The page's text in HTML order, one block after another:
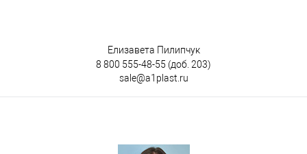
Елизавета Пилипчук
8 800 555-48-55 (доб. 203)
sale@a1plast.ru